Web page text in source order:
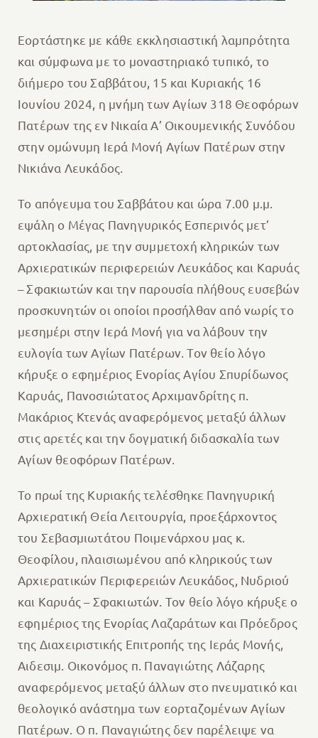
Εορτάστηκε με κάθε εκκλησιαστική λαμπρότητα
και σύμφωνα με το μοναστηριακό τυπικό, το
διήμερο του Σαββάτου, 15 και Κυριακής 16
Ιουνίου 2024, η μνήμη των Αγίων 318 Θεοφόρων
Πατέρων της εν Νικαία Α’ Οικουμενικής Συνόδου
στην ομώνυμη Ιερά Μονή Αγίων Πατέρων στην
Νικιάνα Λευκάδος.
Το απόγευμα του Σαββάτου και ώρα 7.00 μ.μ.
εψάλη ο Μέγας Πανηγυρικός Εσπερινός μετ’
αρτοκλασίας, με την συμμετοχή κληρικών των
Αρχιερατικών περιφερειών Λευκάδος και Καρυάς
– Σφακιωτών και την παρουσία πλήθους ευσεβών
προσκυνητών οι οποίοι προσήλθαν από νωρίς το
μεσημέρι στην Ιερά Μονή για να λάβουν την
ευλογία των Αγίων Πατέρων. Τον θείο λόγο
κήρυξε ο εφημέριος Ενορίας Αγίου Σπυρίδωνος
Καρυάς, Πανοσιώτατος Αρχιμανδρίτης π.
Μακάριος Κτενάς αναφερόμενος μεταξύ άλλων
στις αρετές και την δογματική διδασκαλία των
Αγίων θεοφόρων Πατέρων.
Το πρωί της Κυριακής τελέσθηκε Πανηγυρική
Αρχιερατική Θεία Λειτουργία, προεξάρχοντος
του Σεβασμιωτάτου Ποιμενάρχου μας κ.
Θεοφίλου, πλαισιωμένου από κληρικούς των
Αρχιερατικών Περιφερειών Λευκάδος, Νυδριού
και Καρυάς – Σφακιωτών. Τον θείο λόγο κήρυξε ο
εφημέριος της Ενορίας Λαζαράτων και Πρόεδρος
της Διαχειριστικής Επιτροπής της Ιεράς Μονής,
Αιδεσιμ. Οικονόμος π. Παναγιώτης Λάζαρης
αναφερόμενος μεταξύ άλλων στο πνευματικό και
θεολογικό ανάστημα των εορταζομένων Αγίων
Πατέρων. Ο π. Παναγιώτης δεν παρέλειψε να